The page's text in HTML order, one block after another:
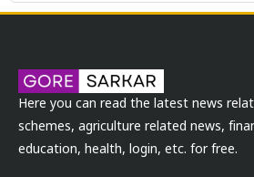
Here you can read the latest news
schemes, agriculture related news,
education, health, login, etc. for free.